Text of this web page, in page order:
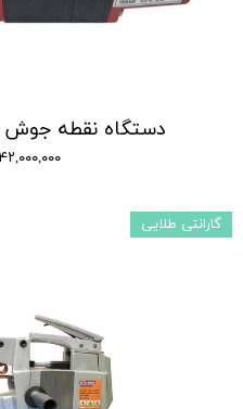
دستگاه نقطه جوش
۴۲,۰۰۰,۰۰۰ تومان
گارانتی طلایی